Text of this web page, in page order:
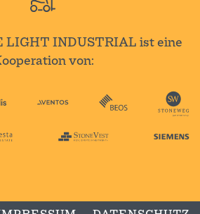
INDUSTRIAL ist eine
von: